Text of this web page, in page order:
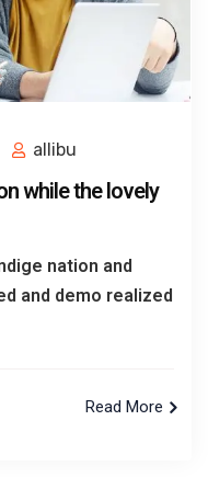
allibu
while the lovely
nation and
and demo realized
Read More